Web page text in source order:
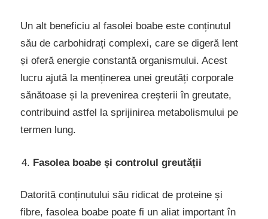
Un alt beneficiu al fasolei boabe este conținutul
său de carbohidrați complexi, care se digeră lent
și oferă energie constantă organismului. Acest
lucru ajută la menținerea unei greutăți corporale
sănătoase și la prevenirea creșterii în greutate,
contribuind astfel la sprijinirea metabolismului pe
termen lung.
Fasolea boabe și controlul greutății
Datorită conținutului său ridicat de proteine și
fibre, fasolea boabe poate fi un aliat important în